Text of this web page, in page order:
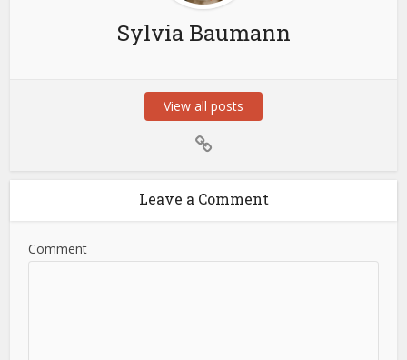
Sylvia Baumann
View all posts
Leave a Comment
Comment